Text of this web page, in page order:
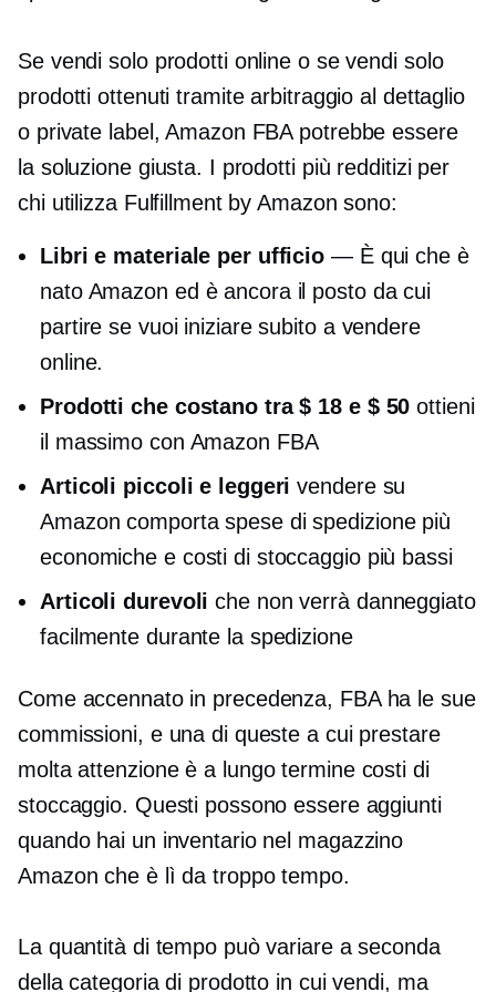
Se vendi solo prodotti online o se vendi solo
prodotti ottenuti tramite arbitraggio al dettaglio
o private label, Amazon FBA potrebbe essere
la soluzione giusta. I prodotti più redditizi per
chi utilizza Fulfillment by Amazon sono:
Libri e materiale per ufficio — È qui che è
nato Amazon ed è ancora il posto da cui
partire se vuoi iniziare subito a vendere
online.
Prodotti che costano tra $ 18 e $ 50 ottieni
il massimo con Amazon FBA
Articoli piccoli e leggeri vendere su
Amazon comporta spese di spedizione più
economiche e costi di stoccaggio più bassi
Articoli durevoli che non verrà danneggiato
facilmente durante la spedizione
Come accennato in precedenza, FBA ha le sue
commissioni, e una di queste a cui prestare
molta attenzione èa lungo terminecosti di
stoccaggio. Questi possono essere aggiunti
quando hai un inventario nel magazzino
Amazon che è lì da troppo tempo.
La quantità di tempo può variare a seconda
della categoria di prodotto in cui vendi, ma